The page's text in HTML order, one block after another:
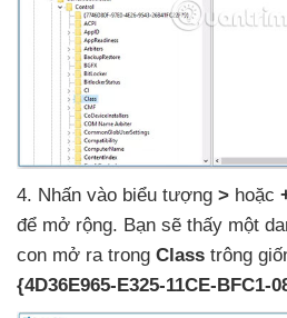
4. Nhấn vào biểu tượng > hoặc
để mở rộng. Bạn sẽ thấy một
con mở ra trong Class trông
{4D36E965-E325-11CE-BFC1-